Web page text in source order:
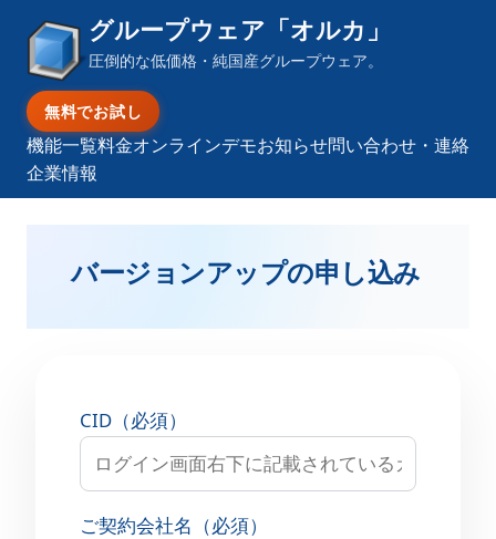
グループウェア「オルカ」
圧倒的な低価格・純国産グループウェア。
無料でお試し
機能一覧料金オンラインデモお知らせ問い合わせ・連絡
企業情報
バージョンアップの申し込み
CID（必須）
ご契約会社名（必須）